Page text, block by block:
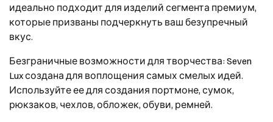
идеально подходит для изделий сегмента премиум,
которые призваны подчеркнуть ваш безупречный
вкус.
Безграничные возможности для творчества: Seven
Lux создана для воплощения самых смелых идей.
Используйте ее для создания портмоне, сумок,
рюкзаков, чехлов, обложек, обуви, ремней.